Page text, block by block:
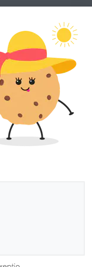
droits réservés.